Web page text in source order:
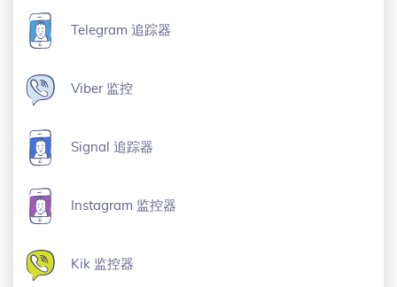
Telegram 追踪器
Viber 监控
Signal 追踪器
Instagram 监控器
Kik 监控器